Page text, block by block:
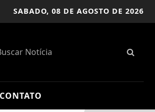
SABADO, 08 DE AGOSTO DE 2026
CONTATO